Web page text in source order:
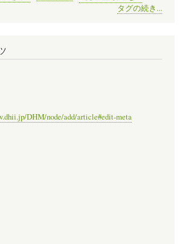
タグの続き...
DHM/node/add/article#edit-meta